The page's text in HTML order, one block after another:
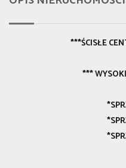
***ŚCISŁE
***